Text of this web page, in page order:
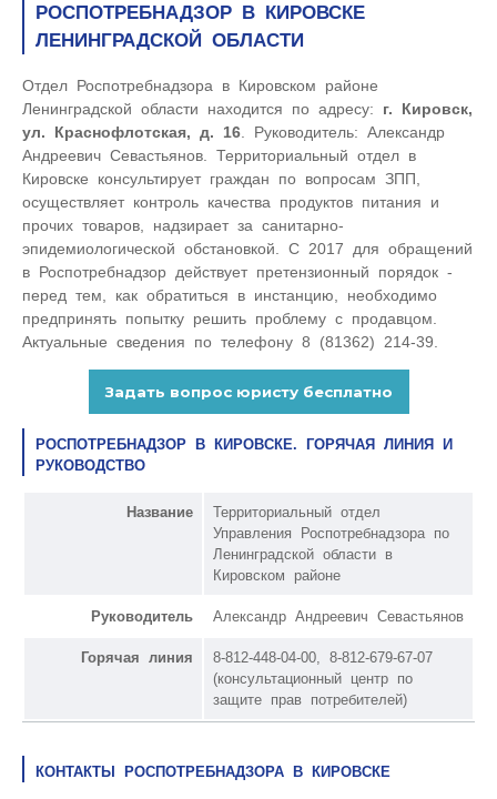
РОСПОТРЕБНАДЗОР В КИРОВСКЕ
ЛЕНИНГРАДСКОЙ ОБЛАСТИ
Отдел Роспотребнадзора в Кировском районе
Ленинградской области находится по адресу: г. Кировск,
ул. Краснофлотская, д. 16 . Руководитель: Александр
Андреевич Севастьянов. Территориальный отдел в
Кировске консультирует граждан по вопросам ЗПП,
осуществляет контроль качества продуктов питания и
прочих товаров, надзирает за санитарно-
эпидемиологической обстановкой. С 2017 для обращений
в Роспотребнадзор действует претензионный порядок -
перед тем, как обратиться в инстанцию, необходимо
предпринять попытку решить проблему с продавцом.
Актуальные сведения по телефону 8 (81362) 214-39.
РОСПОТРЕБНАДЗОР В КИРОВСКЕ. ГОРЯЧАЯ ЛИНИЯ И
РУКОВОДСТВО
Название
Территориальный отдел
Управления Роспотребнадзора по
Ленинградской области в
Кировском районе
Руководитель Александр Андреевич Севастьянов
Горячая линия
8-812-448-04-00, 8-812-679-67-07
(консультационный центр по
защите прав потребителей)
КОНТАКТЫ РОСПОТРЕБНАДЗОРА В КИРОВСКЕ